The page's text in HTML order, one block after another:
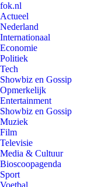
fok.nl
Actueel
Nederland
Internationaal
Economie
Politiek
Tech
Showbiz en Gossip
Opmerkelijk
Entertainment
Showbiz en Gossip
Muziek
Film
Televisie
Media & Cultuur
Bioscoopagenda
Sport
Voetbal